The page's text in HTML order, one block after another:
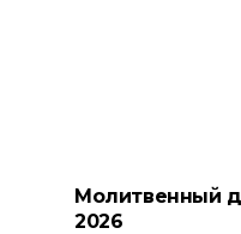
Молитвенный
2026